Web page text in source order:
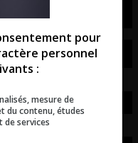
pour
personnel
:
mesure de
du contenu, études
de services